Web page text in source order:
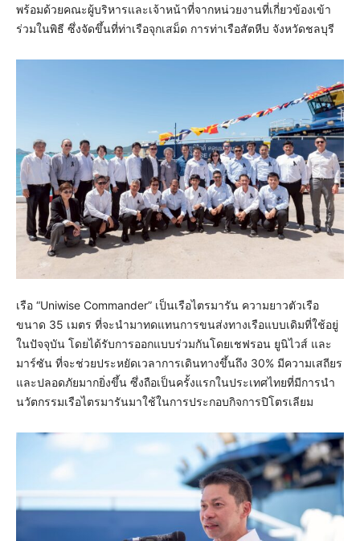
พร้อมด้วยคณะผู้บริหารและเจ้าหน้าที่จากหน่วยงานที่เกี่ยวข้องเข้า
ร่วมในพิธี ซึ่งจัดขึ้นที่ท่าเรือจุกเสม็ด การท่าเรือสัตหีบ จังหวัดชลบุรี
เรือ “Uniwise Commander” เป็นเรือไตรมารัน ความยาวตัวเรือ
ขนาด 35 เมตร ที่จะนำมาทดแทนการขนส่งทางเรือแบบเดิมที่ใช้อยู่
ในปัจจุบัน โดยได้รับการออกแบบร่วมกันโดยเชฟรอน ยูนิไวส์ และ
มาร์ซัน ที่จะช่วยประหยัดเวลาการเดินทางขึ้นถึง 30% มีความเสถียร
และปลอดภัยมากยิ่งขึ้น ซึ่งถือเป็นครั้งแรกในประเทศไทยที่มีการนำ
นวัตกรรมเรือไตรมารันมาใช้ในการประกอบกิจการปิโตรเลียม